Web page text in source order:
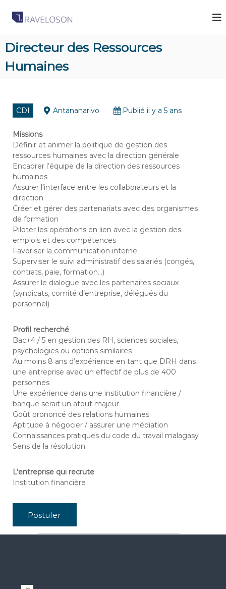
e
n
s
o
i
t
s
n
c
t
m
e
t
M
a
g
a
s
c
r
Directeur des Ressources
Humaines
CDI Antananarivo Publié il y a 5 ans
Missions
Définir et animer la politique de gestion des
ressources humaines avec la direction générale
Encadrer l’équipe de la direction des ressources
humaines
Assurer l’interface entre les collaborateurs et la
direction
Créer et gérer des partenariats avec des organismes
de formation
Piloter les opérations en lien avec la gestion des
emplois et des compétences
Favoriser la communication interne
Superviser le suivi administratif des salariés (congés,
contrats, paie, formation…)
Assurer le dialogue avec les partenaires sociaux
(syndicats, comité d’entreprise, délégués du
personnel)
Profil recherché
Bac+4 / 5 en gestion des RH, sciences sociales,
psychologies ou options similaires
Au moins 8 ans d’expérience en tant que DRH dans
une entreprise avec un effectif de plus de 400
personnes
Une expérience dans une institution financière /
banque serait un atout majeur
Goût prononcé des relations humaines
Aptitude à négocier / assurer une médiation
Connaissances pratiques du code du travail malagasy
Sens de la résolution
L’entreprise qui recrute
Institution financière